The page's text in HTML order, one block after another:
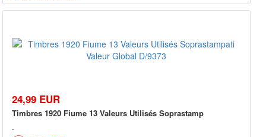
24,99 EUR
Timbres 1920 Fiume 13 Valeurs Utilisés Soprastamp